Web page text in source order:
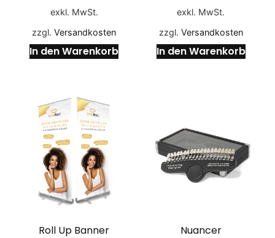
exkl. MwSt.
zzgl.Versandkosten
In den Warenkorb
exkl. MwSt.
zzgl. Versandkosten
In den Warenkorb
Roll Up Banner
Nuancer